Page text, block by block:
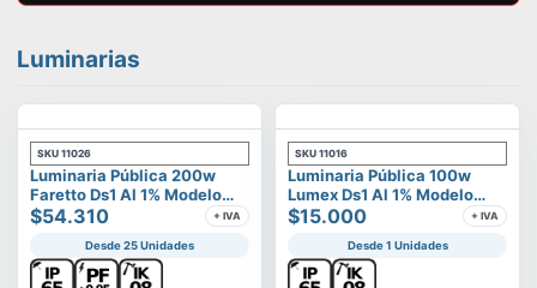
Luminarias
SKU 11026
Luminaria Pública 200w
Faretto Ds1 Al 1% Modelo
Calisto
$54.310 + IVA
Desde 25 Unidades
SKU 11016
Luminaria Pública 100w
Lumex Ds1 Al 1% Modelo
Vega
$15.000 + IVA
Desde 1 Unidades